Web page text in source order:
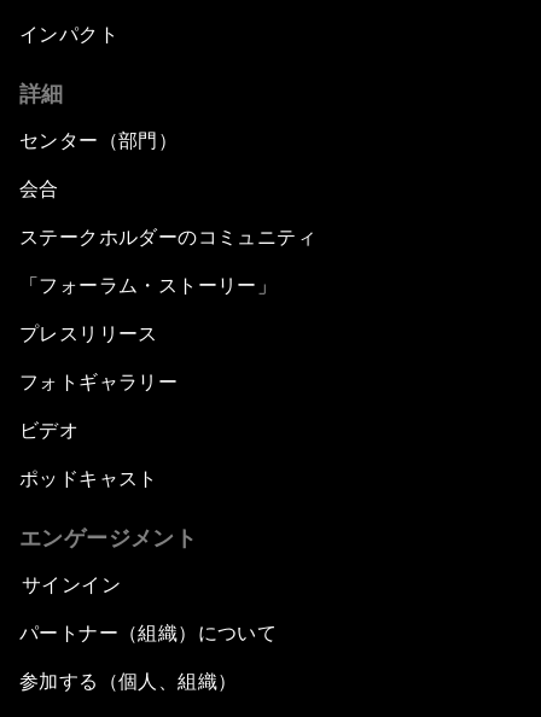
インパクト
詳細
センター（部門）
会合
ステークホルダーのコミュニティ
「フォーラム・ストーリー」
プレスリリース
フォトギャラリー
ビデオ
ポッドキャスト
エンゲージメント
サインイン
パートナー（組織）について
参加する（個人、組織）